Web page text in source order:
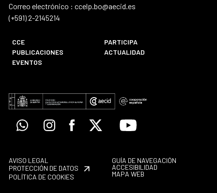
Correo electrónico : ccelp.bo@aecid.es
(+591) 2-2145214
CCE
PARTICIPA
PUBLICACIONES
ACTUALIDAD
EVENTOS
WhatsappInstagramFacebook
X Youtube
AVISO LEGAL
PROTECCIÓN DE DATOS
POLÍTICA DE COOKIES
GUÍA DE NAVEGACIÓN
ACCESIBILIDAD
MAPA WEB